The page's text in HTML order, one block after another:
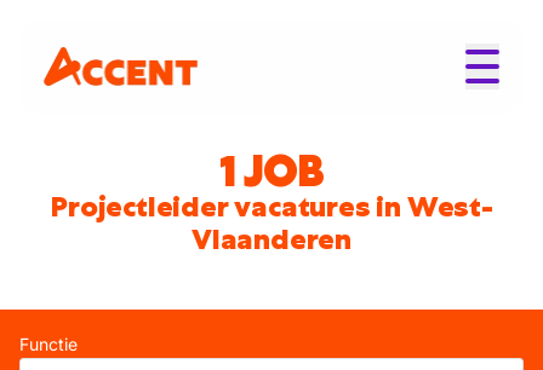
1 JOB
Projectleider vacatures in West-
Vlaanderen
Functie